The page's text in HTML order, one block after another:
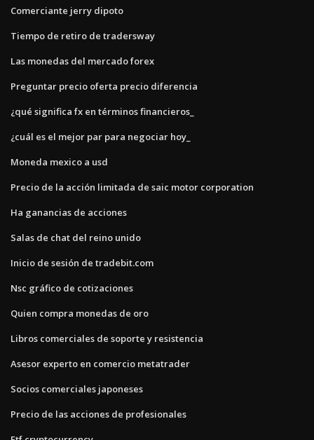
Comerciante jerry dipoto
Tiempo de retiro de tradersway
Las monedas del mercado forex
Preguntar precio oferta precio diferencia
¿qué significa fx en términos financieros_
¿cuál es el mejor par para negociar hoy_
Moneda mexico a usd
Precio de la acción limitada de saic motor corporation
Ha ganancias de acciones
Salas de chat del reino unido
Inicio de sesión de tradebit.com
Nsc gráfico de cotizaciones
Quien compra monedas de oro
Libros comerciales de soporte y resistencia
Asesor experto en comercio metatrader
Socios comerciales japoneses
Precio de las acciones de profesionales